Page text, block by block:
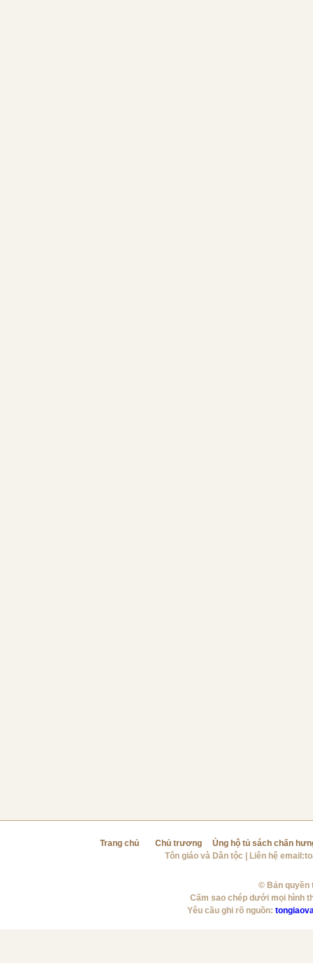
Trang chủ Chủ trương
Ủng hộ tủ sách chấn
Tôn giáo và Dân tộc | Liên hệ email:
© Bản quyền
Cấm sao chép dưới mọi hình
Yêu cầu ghi rõ nguồn: